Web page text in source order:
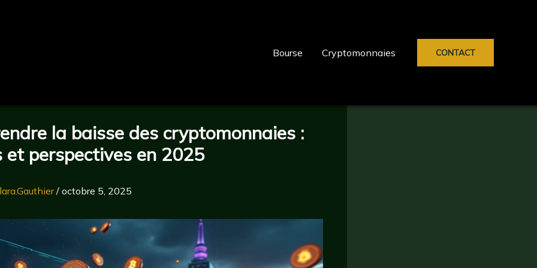
Bourse Cryptomonnaies CONTACT
la baisse des cryptomonnaies :
et perspectives en 2025
/ octobre 5, 2025